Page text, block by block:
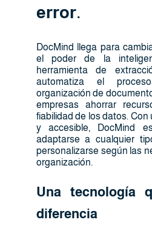
error.
DocMind llega para
el poder de la
herramienta de
automatiza el
organización de
empresas ahorrar
fiabilidad de los datos.
y accesible, DocMind
adaptarse a cualquier
personalizarse según las
organización.
Una tecnología
diferencia